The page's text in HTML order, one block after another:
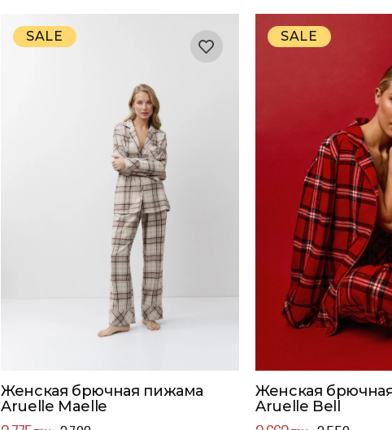
SALE
Женская брючная пижама
Aruelle Maelle
SALE
Женская
Aruelle Bell